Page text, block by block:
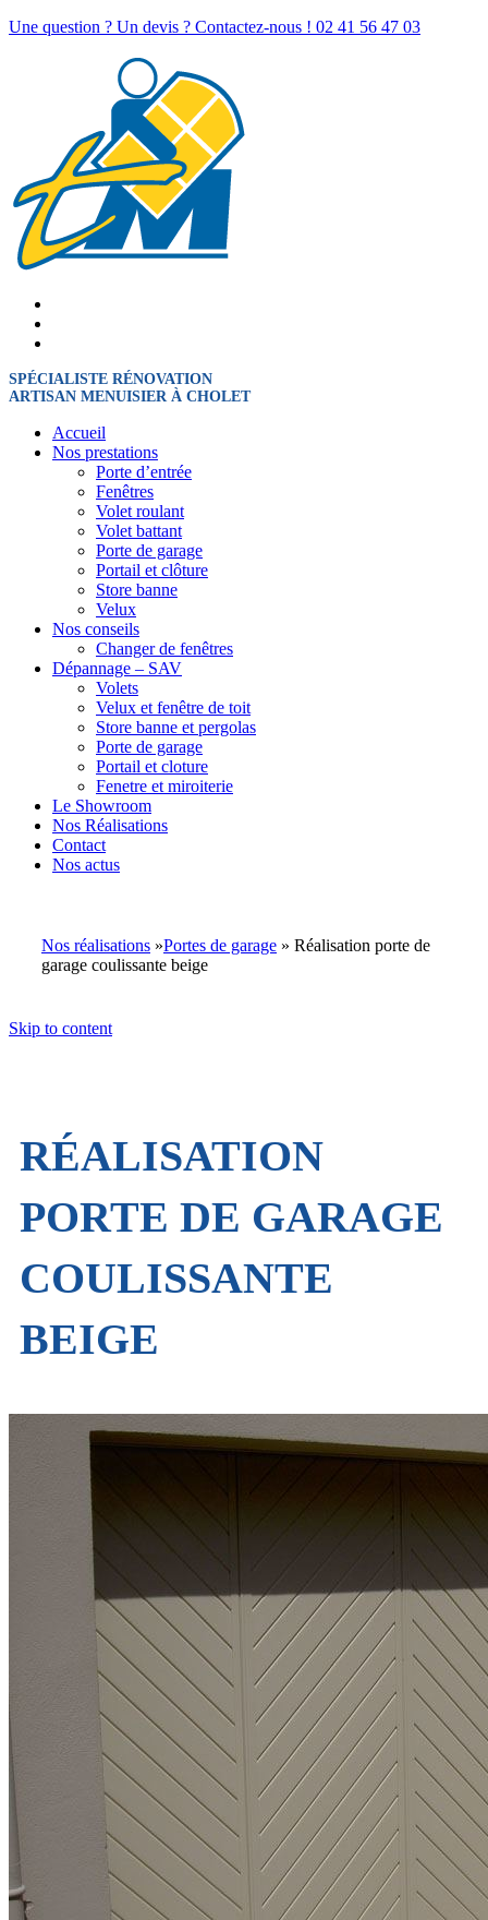
Une question ? Un devis ? Contactez-nous ! 02 41 56 47 03
SPÉCIALISTE RÉNOVATION
ARTISAN MENUISIER À CHOLET
Accueil
Nos prestations
Porte d’entrée
Fenêtres
Volet roulant
Volet battant
Porte de garage
Portail et clôture
Store banne
Velux
Nos conseils
Changer de fenêtres
Dépannage – SAV
Volets
Velux et fenêtre de toit
Store banne et pergolas
Porte de garage
Portail et cloture
Fenetre et miroiterie
Le Showroom
Nos Réalisations
Contact
Nos actus
Nos réalisations »Portes de garage » Réalisation porte de
garage coulissante beige
Skip to content
RÉALISATION
PORTE DE GARAGE
COULISSANTE
BEIGE